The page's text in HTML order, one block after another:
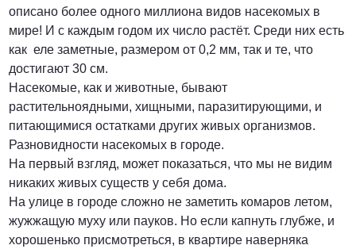
описано более одного миллиона видов насекомых в
мире! И с каждым годом их число растёт. Среди них есть
как еле заметные, размером от 0,2 мм, так и те, что
достигают 30 см.
Насекомые, как и животные, бывают
растительноядными, хищными, паразитирующими, и
питающимися остатками других живых организмов.
Разновидности насекомых в городе.
На первый взгляд, может показаться, что мы не видим
никаких живых существ у себя дома.
На улице в городе сложно не заметить комаров летом,
жужжащую муху или пауков. Но если капнуть глубже, и
хорошенько присмотреться, в квартире наверняка